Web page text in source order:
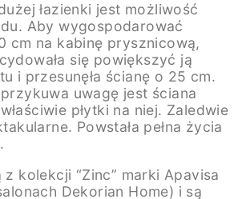
łazienki jest możliwość
Aby wygospodarować
cm na kabinę prysznicową,
się powiększyć ją
i przesunęła ścianę o 25 cm.
uwagę jest ściana
płytki na niej. Zaledwie
Powstała pełna życia
z kolekcji “Zinc” marki Apavisa
Dekorian Home) i są